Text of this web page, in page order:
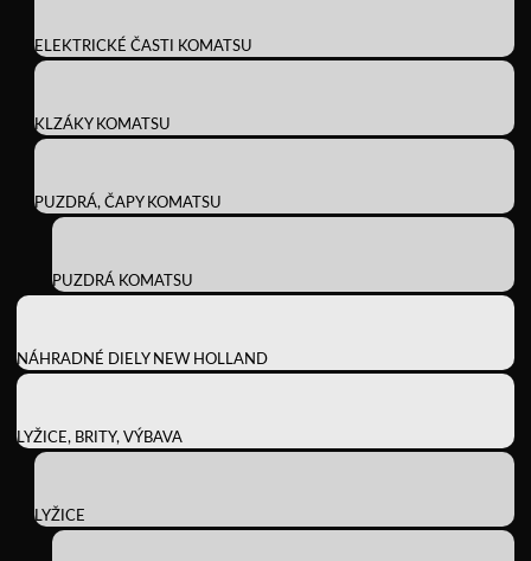
ELEKTRICKÉ ČASTI KOMATSU
KLZÁKY KOMATSU
PUZDRÁ, ČAPY KOMATSU
PUZDRÁ KOMATSU
NÁHRADNÉ DIELY NEW HOLLAND
LYŽICE, BRITY, VÝBAVA
LYŽICE